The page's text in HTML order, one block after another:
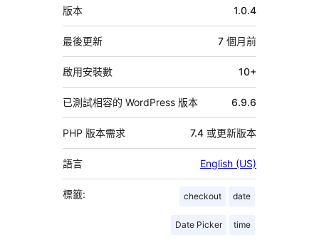
中
繼
資
料
版本 1.0.4
最後更新 7 個月前
啟用安裝數 10+
已測試相容的 WordPress 版本 6.9.6
PHP 版本需求 7.4 或更新版本
語言 English (US)
標籤: checkout date
Date Picker time